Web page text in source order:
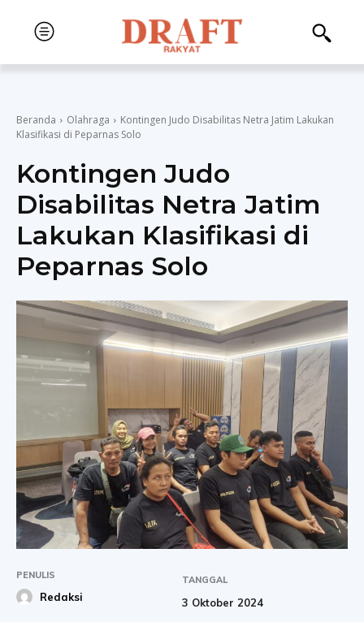
Beranda Olahraga
Kontingen Judo Disabilitas Netra Jatim Lakukan
Klasifikasi di Peparnas Solo
Kontingen Judo
Disabilitas Netra Jatim
Lakukan Klasifikasi di
Peparnas Solo
PENULIS
Redaksi
TANGGAL
3 Oktober 2024